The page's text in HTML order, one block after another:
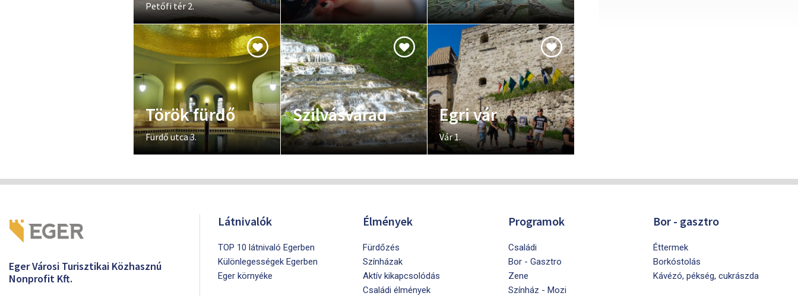
Petőfi tér 2.
Török fürdő
Fürdő utca 3.
Szilvásvárad Egri vár
Vár 1.
Eger Városi Turisztikai Közhasznú
Nonprofit Kft.
Látnivalók
TOP 10 látnivaló Egerben
Különlegességek Egerben
Eger környéke
Élmények
Fürdőzés
Színházak
Aktív kikapcsolódás
Családi élmények
Programok
Családi
Bor - Gasztro
Zene
Színház - Mozi
Bor - gasztro
Éttermek
Borkóstolás
Kávézó, pékség, cukrászda